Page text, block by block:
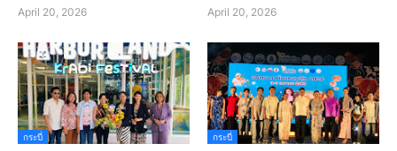
April 20, 2026 April 20, 2026
กระบี่ กระบี่